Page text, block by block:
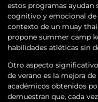
estos programas
cognitivo y emocional de
contexto de un muay
propone summer camp
habilidades atléticas sin
Otro aspecto
de verano es la mejora
académicos obtenidos
demuestran que, cada